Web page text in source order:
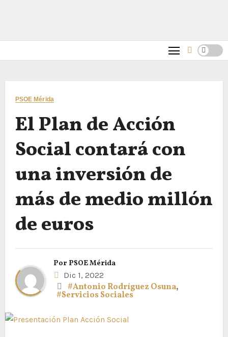
PSOE Mérida
El Plan de Acción
Social contará con
una inversión de
más de medio millón
de euros
Por PSOE Mérida
Dic 1, 2022
#Antonio Rodríguez Osuna,
#Servicios Sociales